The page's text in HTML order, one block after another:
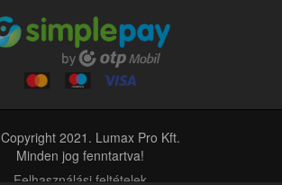
Copyright 2021. Lumax Pro Kft.
Minden jog fenntartva!
Felhasználási feltételek